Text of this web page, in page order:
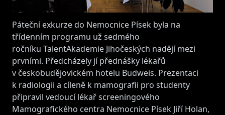
Páteční exkurze do Nemocnice Písek byla na
třídenním programu už sedmého
ročníku TalentAkademie Jihočeských nadějí mezi
prvními. Předcházely jí přednášky lékařů
v českobudějovickém hotelu Budweis. Prezentaci
k radiologii a cíleně k mamografii pro studenty
připravil vedoucí lékař screeningového
Mamografického centra Nemocnice Písek Jiří Holan,